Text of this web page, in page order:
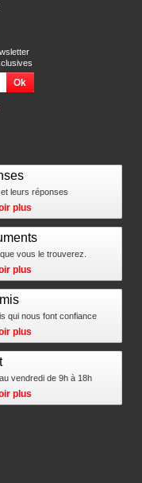
leurs réponses
plus
vous le trouverez.
plus
qui nous font confiance
plus
vendredi de 9h à 18h
plus